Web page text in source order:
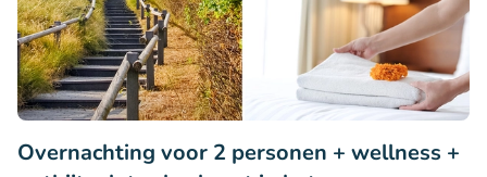
Overnachting voor 2 personen + wellness +